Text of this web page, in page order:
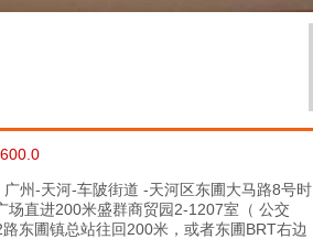
600.0
广州-天河-车陂街道 -天河区东圃大马路8号时
场直进200米盛群商贸园2-1207室（ 公交
东圃镇总站往回200米，或者东圃BRT右边